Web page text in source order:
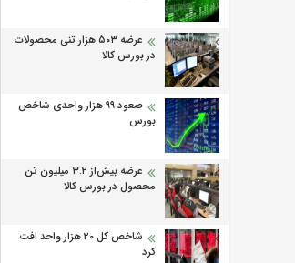
عرضه ۵۰۳ هزار تنی محصولات
در بورس کالا
صعود ۹۹ هزار واحدی شاخص
بورس
عرضه بیش‌از ۳.۲ میلیون تن
محصول در بورس کالا
شاخص کل ۲۰ هزار واحد افت
کرد